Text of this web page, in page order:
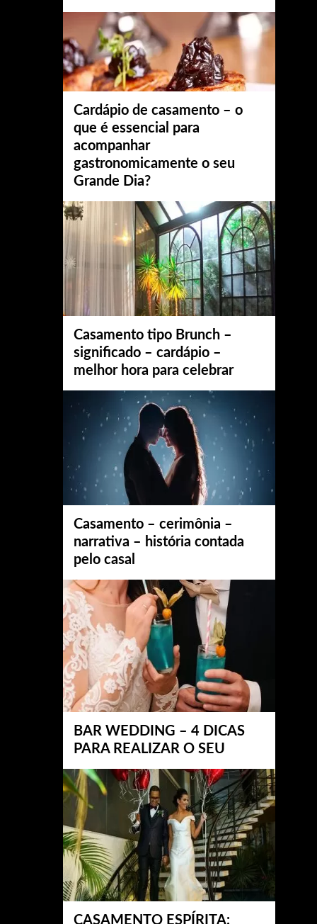
Cardápio de casamento – o
que é essencial para
acompanhar
gastronomicamente o seu
Grande Dia?
Casamento tipo Brunch –
significado – cardápio –
melhor hora para celebrar
Casamento – cerimônia –
narrativa – história contada
pelo casal
BAR WEDDING – 4 DICAS
PARA REALIZAR O SEU
CASAMENTO ESPÍRITA: